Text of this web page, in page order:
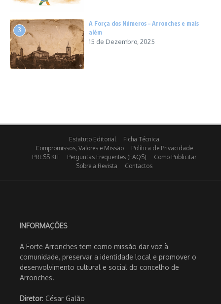
3
A Força dos Números – Arronches e mais
além
15 de Dezembro, 2025
Estatuto Editorial
Ficha Técnica
Compromissos, Valores e Missão
Política de Privacidade
PRESS KIT
Perguntas Frequentes (FAQS)
Como Publicitar
Sobre a Revista
Contactos
INFORMAÇÕES
A Forte Arronches tem como missão dar voz à
comunidade, preservar a identidade local e promover o
desenvolvimento cultural e social do concelho de
Arronches.
Diretor: César Galão